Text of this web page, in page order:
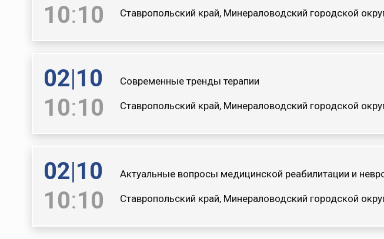
10:10 Ставропольский край, Минераловодский городской
02|10
10:10
Современные тренды терапии
Ставропольский край, Минераловодский городской
02|10
10:10
Актуальные вопросы медицинской реабилитации и
Ставропольский край, Минераловодский городской